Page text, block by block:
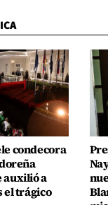
condecora
auxilió a
el trágico